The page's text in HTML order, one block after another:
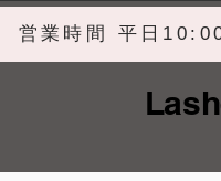
営業時間 平日